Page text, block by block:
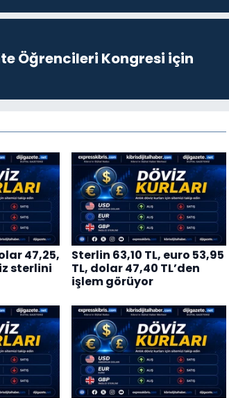
Öğrencileri Kongresi için
47,25,
sterlini
Sterlin 63,10 TL, euro 53,95
TL, dolar 47,40 TL’den
işlem görüyor